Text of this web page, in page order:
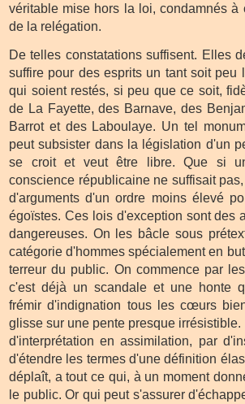
véritable mise hors la loi, condamnés à
de la relégation.
De telles constatations suffisent. Elles
suffire pour des esprits un tant soit peu
qui soient restés, si peu que ce soit,
de La Fayette, des Barnave, des
Barrot et des Laboulaye. Un tel
peut subsister dans la législation d'un
se croit et veut être libre. Que si
conscience républicaine ne suffisait
d'arguments d'un ordre moins élevé
égoïstes. Ces lois d'exception sont des
dangereuses. On les bâcle sous
catégorie d'hommes spécialement en
terreur du public. On commence par
c'est déjà un scandale et une honte
frémir d'indignation tous les cœurs
glisse sur une pente presque irrésistible.
d'interprétation en assimilation, par
d'étendre les termes d'une définition
déplaît, a tout ce qui, à un moment
le public. Or qui peut s'assurer